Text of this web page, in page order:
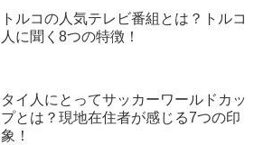
トルコの人気テレビ番組とは？トルコ
人に聞く8つの特徴！
タイ人にとってサッカーワールドカッ
プとは？現地在住者が感じる7つの印
象！